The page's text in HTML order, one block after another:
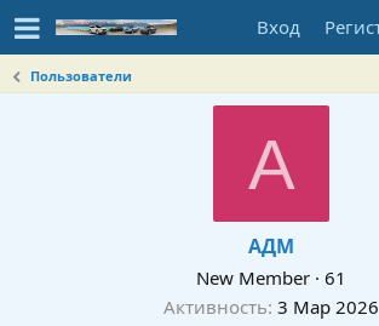
Вход
Пользователи
А
АДМ
New Member · 61
Активность 3 Мар 2026